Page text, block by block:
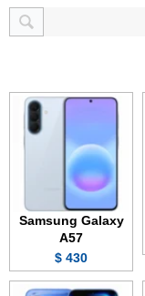
Samsung Galaxy
A57
430 $